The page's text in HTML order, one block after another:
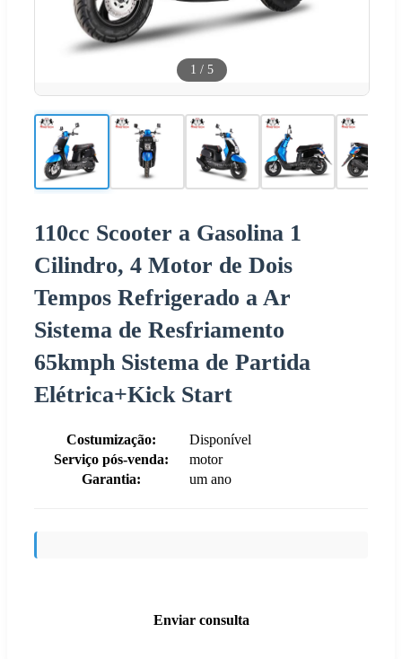
1 / 5
110cc Scooter a Gasolina 1
Cilindro, 4 Motor de Dois
Tempos Refrigerado a Ar
Sistema de Resfriamento
65kmph Sistema de Partida
Elétrica+Kick Start
Costumização:
Disponível
Serviço pós-venda:
motor
Garantia:
um ano
Enviar consulta